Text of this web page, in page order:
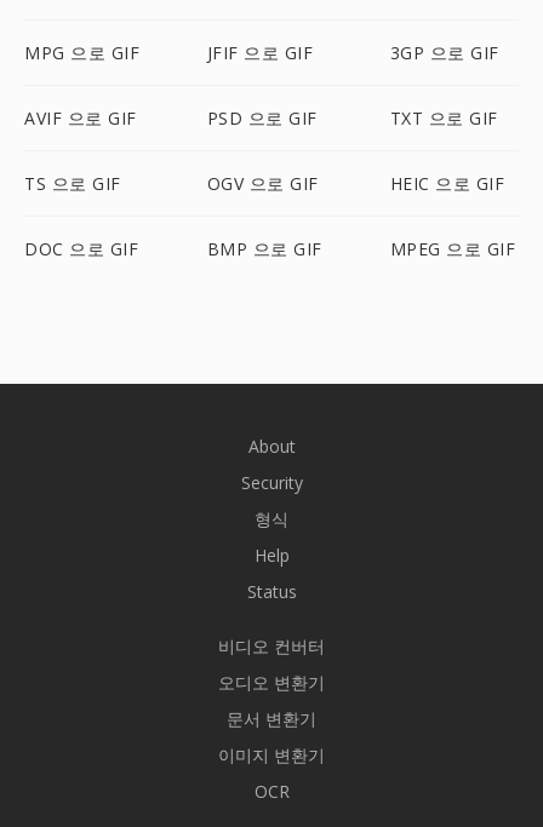
MPG 으로 GIF JFIF 으로 GIF 3GP 으로 GIF
AVIF 으로 GIF PSD 으로 GIF TXT 으로 GIF
TS 으로 GIF OGV 으로 GIF HEIC 으로 GIF
DOC 으로 GIF BMP 으로 GIF MPEG 으로 GIF
About
Security
형식
Help
Status
비디오 컨버터
오디오 변환기
문서 변환기
이미지 변환기
OCR